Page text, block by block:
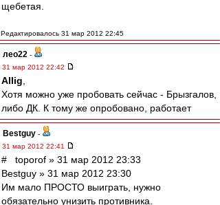
щебетая.
Редактировалось 31 мар 2012 22:45
лео22 -
31 мар 2012 22:42
Allig
Хотя можно уже пробовать сейчас - Брызгалов,
либо ДК. К тому же опробовано, работает
Bestguy -
31 мар 2012 22:41
# toporof » 31 мар 2012 23:33
Bestguy » 31 мар 2012 23:30
Им мало ПРОСТО выиграть, нужно
обязательно унизить противника.